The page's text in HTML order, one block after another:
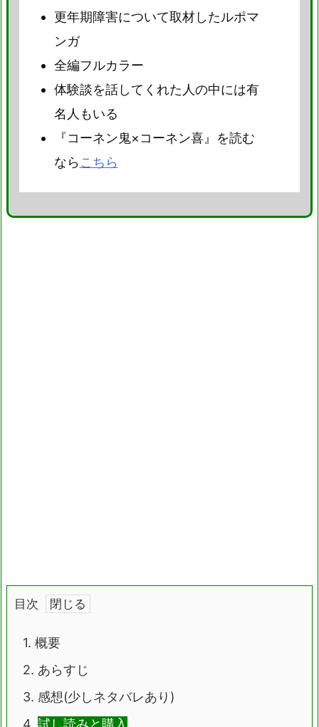
更年期障害について取材したルポマ
ンガ
全編フルカラー
体験談を話してくれた人の中には有
名人もいる
『コーネン鬼×コーネン喜』を読む
なら こちら
目次
1. 概要
2. あらすじ
3. 感想(少しネタバレあり)
4. 試し読みと購入